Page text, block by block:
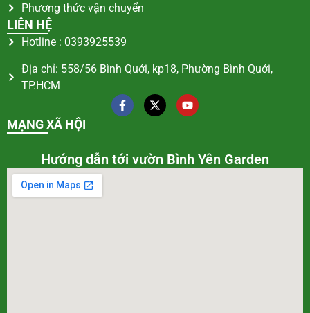
Phương thức vận chuyển
LIÊN HỆ
Hotline : 0393925539
Địa chỉ: 558/56 Bình Quới, kp18, Phường Bình Quới,
TP.HCM
MẠNG XÃ HỘI
Hướng dẫn tới vườn Bình Yên Garden